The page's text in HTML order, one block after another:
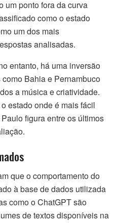
um ponto fora da curva
como o estado
um dos mais
analisadas.
entanto, há uma inversão
Bahia e Pernambuco
a música e criatividade.
estado onde é mais fácil
figura entre os últimos
que o comportamento do
à base de dados utilizada
como o ChatGPT são
de textos disponíveis na